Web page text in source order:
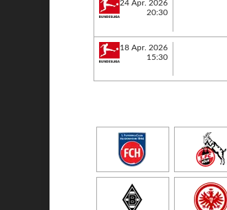
24 Apr. 2026
20:30
18 Apr. 2026
15:30